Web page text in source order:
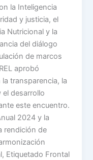
la Inteligencia
y justicia, el
Nutricional y la
del diálogo
de marcos
aprobó
transparencia, la
desarrollo
este encuentro.
2024 y la
rendición de
Etiquetado Frontal